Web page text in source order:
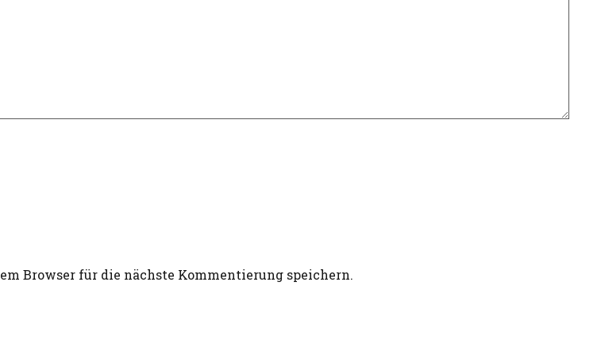
Browser für die nächste Kommentierung speichern.